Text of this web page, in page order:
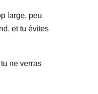
large, peu
et tu évites
ne verras